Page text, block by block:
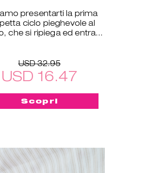
presentarti la prima
ciclo pieghevole al
che si ripiega ed entra in
USD 32.95
USD 16.47
Scopri